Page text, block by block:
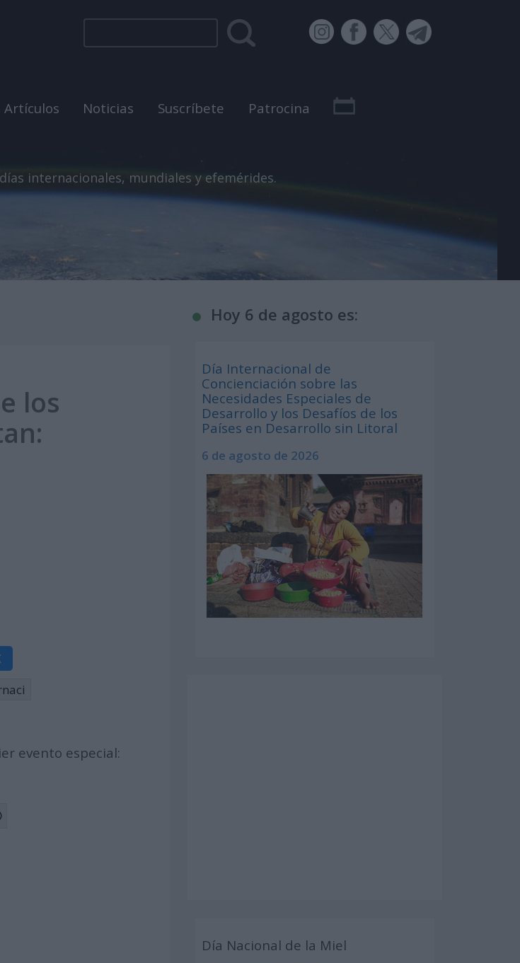
Artículos Noticias Suscríbete Patrocina
internacionales, mundiales y efemérides.
los
evento especial:
Hoy 6 de agosto es:
Día Internacional de
Concienciación sobre las
Necesidades Especiales de
Desarrollo y los Desafíos de los
Países en Desarrollo sin Litoral
6 de agosto de 2026
Día Nacional de la Miel